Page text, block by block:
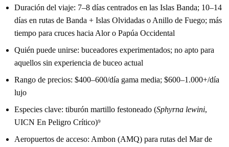
Duración del viaje: 7–8 días centrados en las Islas Banda; 10–14
días en rutas de Banda + Islas Olvidadas o Anillo de Fuego; más
tiempo para cruces hacia Alor o Papúa Occidental
Quién puede unirse: buceadores experimentados; no apto para
aquellos sin experiencia de buceo actual
Rango de precios: $400–600/día gama media; $600–1.000+/día
lujo
Especies clave: tiburón martillo festoneado (Sphyrna lewini,
UICN En Peligro Crítico)⁹
Aeropuertos de acceso: Ambon (AMQ) para rutas del Mar de